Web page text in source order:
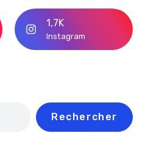
1,7K
Instagram
Rechercher